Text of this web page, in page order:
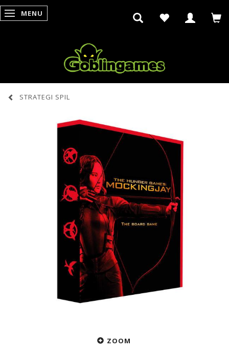
SKIFTE NAVIGATION
MENU
STRATEGI SPIL
ZOOM